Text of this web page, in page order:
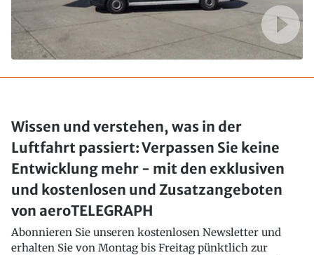
Wissen und verstehen, was in der
Luftfahrt passiert: Verpassen Sie keine
Entwicklung mehr - mit den exklusiven
und kostenlosen und Zusatzangeboten
von aeroTELEGRAPH
Abonnieren Sie unseren kostenlosen Newsletter und
erhalten Sie von Montag bis Freitag pünktlich zur